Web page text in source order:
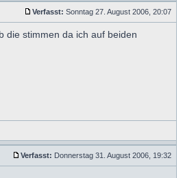
Verfasst: Sonntag 27. August 2006, 20:07
die stimmen da ich auf beiden
Verfasst: Donnerstag 31. August 2006, 19:32